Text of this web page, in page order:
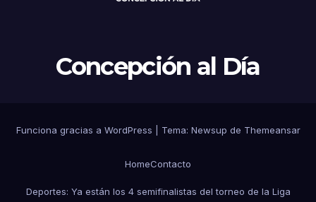
Concepción al Día
Funciona gracias a WordPress Tema: Newsup de Themeansar
HomeContacto
Deportes: Ya están los 4 semifinalistas del torneo de la Liga